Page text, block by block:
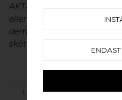
ÄKTA massiv mässing,
eller aluminium utan
dem en väldigt lång
skötsel av våra produkter
LÄGG SOM FAVORIT